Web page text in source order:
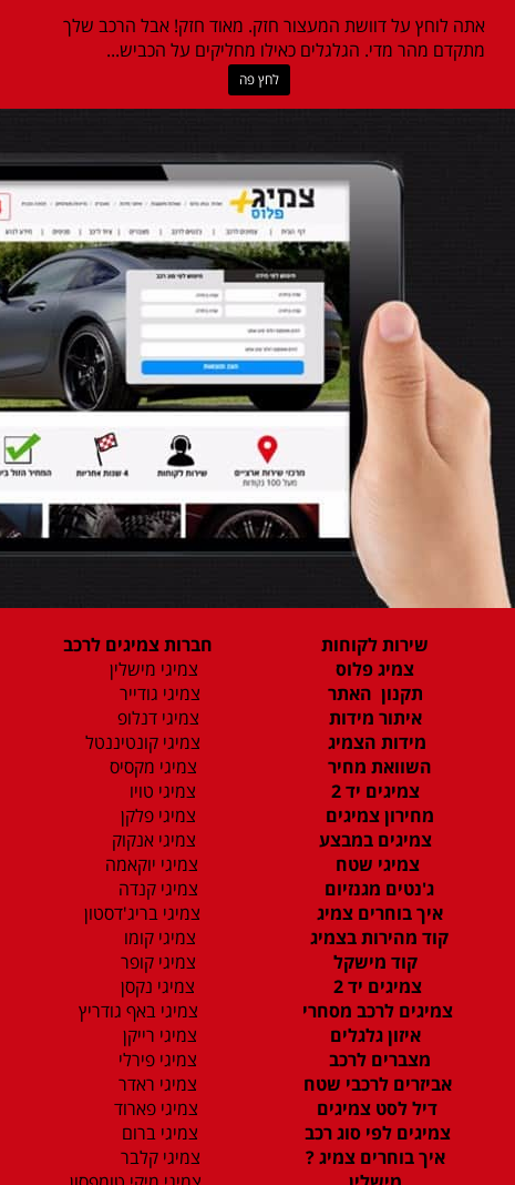
אתה לוחץ על דוושת המעצור חזק. מאוד חזק! אבל הרכב שלך
מתקדם מהר מדי. הגלגלים כאילו מחליקים על הכביש...
לחץ פה
שירות לקוחות
צמיג פלוס
תקנון האתר
איתור מידות
מידות הצמיג
השוואת מחיר
צמיגים יד 2
מחירון צמיגים
צמיגים במבצע
צמיגי שטח
ג'נטים מגנזיום
איך בוחרים צמיג
קוד מהירות בצמיג
קוד מישקל
צמיגים יד 2
צמיגים לרכב מסחרי
איזון גלגלים
מצברים לרכב
אביזרים לרכבי שטח
דיל לסט צמיגים
צמיגים לפי סוג רכב
איך בוחרים צמיג ?
חברות צמיגים לרכב
צמיגי מישלין
צמיגי גודייר
צמיגי דנלופ
צמיגי קונטיננטל
צמיגי מקסיס
צמיגי טויו
צמיגי פלקן
צמיגי אנקוק
צמיגי יוקאמה
צמיגי קנדה
צמיגי בריג'דסטון
צמיגי קומו
צמיגי קופר
צמיגי נקסן
צמיגי באף גודריץ
צמיגי רייקן
צמיגי פירלי
צמיגי ראדר
צמיגי פארוד
צמיגי ברום
צמיגי קלבר